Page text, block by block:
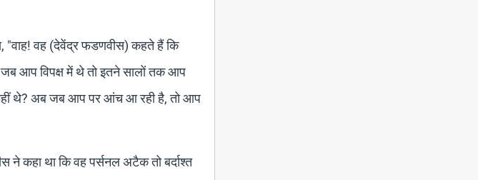
"वाह! वह (देवेंद्र फडणवीस) कहते हैं कि
जब आप विपक्ष में थे तो इतने सालों तक आप
नहीं थे? अब जब आप पर आंच आ रही है, तो आप
ने कहा था कि वह पर्सनल अटैक तो बर्दाश्त